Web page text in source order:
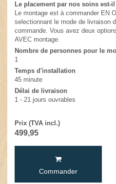
Le placement par nos soins est-
Le montage est à commander EN
selectionnant le mode de livraison
commande. Vous avez deux
AVEC montage.
Nombre de personnes pour le
1
Temps d'installation
45 minute
Délai de livraison
1 - 21 jours ouvrables
Prix (TVA incl.)
499,95
Commander